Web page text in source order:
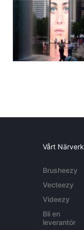
Vårt Närverk
Brusheezy
Vecteezy
Videezy
Bli en
leverantör